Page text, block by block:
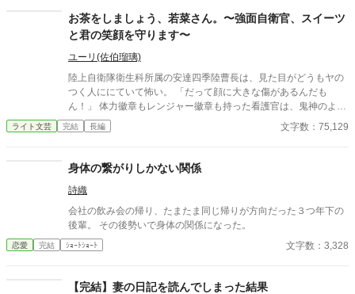
お茶をしましょう、若菜さん。〜強面自衛官、スイーツ
と君の笑顔を守ります〜
ユーリ(佐伯瑠璃)
陸上自衛隊衛生科所属の安達四季陸曹長は、見た目がどうもヤの
つく人ににていて怖い。 「だって顔に大きな傷があるんだも
ん！」 体力徽章もレンジャー徽章も持った看護官は、鬼神のよう
に荒野を走る。 実は怖いのは顔だけで、本当はとても優しくて怒
鳴ったりイライラしたりしない自衛官。 寺の住職になった方が良
慕われ頼りにされている。 スイーツ大好き、奥さん大好きな安達
陸曹長の若かりし日々を振り返るお話です。 ※フィクションで
す。 ※カクヨム、小説家になろうにも公開しています。
ライト文芸 完結 長編 文字数：75,129
身体の繋がりしかない関係
詩織
会社の飲み会の帰り、たまたま同じ帰りが方向だった３つ年下の
後輩。 その後勢いで身体の関係になった。
恋愛 完結 ｼｮｰﾄｼｮｰﾄ 文字数：3,328
【完結】妻の日記を読んでしまった結果